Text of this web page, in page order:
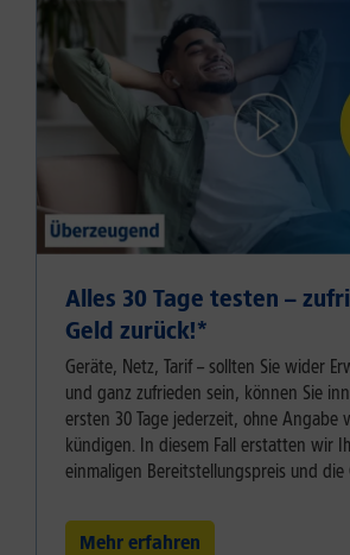
Alles 30 Tage testen –
Geld zurück!⁠*
Geräte, Netz, Tarif – sollten Sie wider
und ganz zufrieden sein, können Sie
ersten 30 Tage jederzeit, ohne Angabe
kündigen. In diesem Fall erstatten wir
einmaligen Bereitstellungspreis und die
Mehr erfahren